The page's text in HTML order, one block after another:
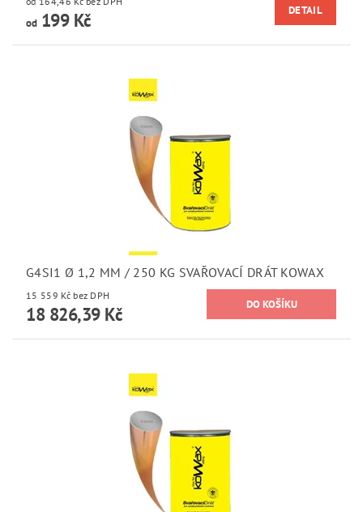
od199 Kč DETAIL
G4SI1 Ø 1,2 MM / 250 KG SVAŘOVACÍ DRÁT KOWAX
15 559 Kč bez DPH
18 826,39 Kč